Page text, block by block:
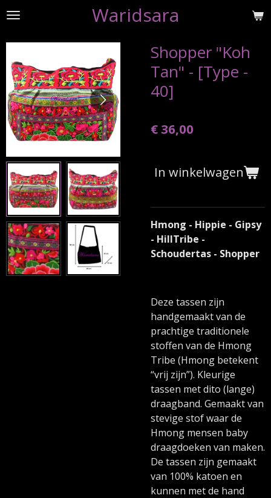
Ga
naar
hoofdinhoud
Waridsara
Shopper "Koh
Tan" - [Type -
40]
€ 36,00
In winkelwagen
Hmong - Hippie - Gipsy
- HillTribe -
Schoudertas - Shopper
Deze tassen zijn
handgemaakt van de
prachtige traditionele
stoffen van de Hmong
Tribe (Hmong betekent
“vrij zijn”). Kleurige
tassen met dito (lange)
draagband. Gemaakt van
stevige stof waar de
Hmong mensen baby
draagdoeken van maken.
De tassen zijn gemaakt
van 100% katoen en
kunnen met de hand